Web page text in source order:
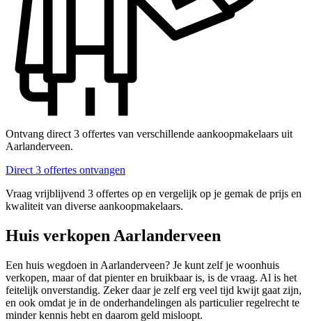
Ontvang direct 3 offertes van verschillende aankoopmakelaars uit
Aarlanderveen.
Direct 3 offertes ontvangen
Vraag vrijblijvend 3 offertes op en vergelijk op je gemak de prijs en
kwaliteit van diverse aankoopmakelaars.
Huis verkopen Aarlanderveen
Een huis wegdoen in Aarlanderveen? Je kunt zelf je woonhuis
verkopen, maar of dat pienter en bruikbaar is, is de vraag. Al is het
feitelijk onverstandig. Zeker daar je zelf erg veel tijd kwijt gaat zijn,
en ook omdat je in de onderhandelingen als particulier regelrecht te
minder kennis hebt en daarom geld misloopt.